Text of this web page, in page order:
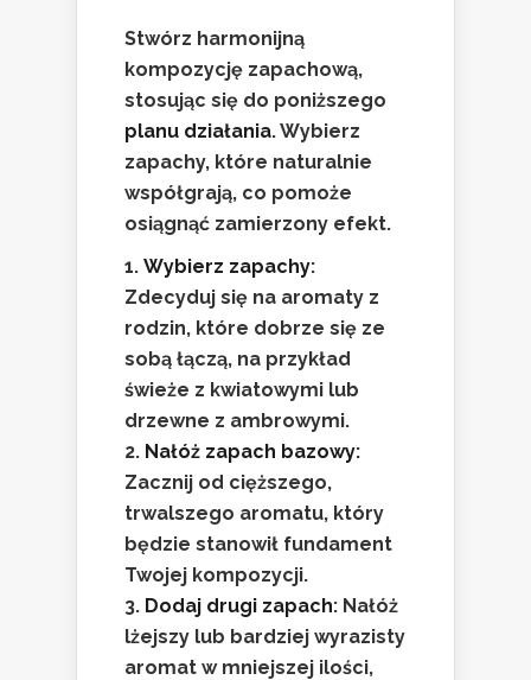
Stwórz harmonijną
kompozycję zapachową,
stosując się do poniższego
planu działania. Wybierz
zapachy, które naturalnie
współgrają, co pomoże
osiągnąć zamierzony efekt.
Wybierz zapachy:
Zdecyduj się na aromaty z
rodzin, które dobrze się ze
sobą łączą, na przykład
świeże z kwiatowymi lub
drzewne z ambrowymi.
Nałóż zapach bazowy:
Zacznij od cięższego,
trwalszego aromatu, który
będzie stanowił fundament
Twojej kompozycji.
Dodaj drugi zapach: Nałóż
lżejszy lub bardziej wyrazisty
aromat w mniejszej ilości,